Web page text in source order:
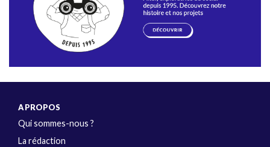
A PROPOS
Qui sommes-nous ?
La rédaction